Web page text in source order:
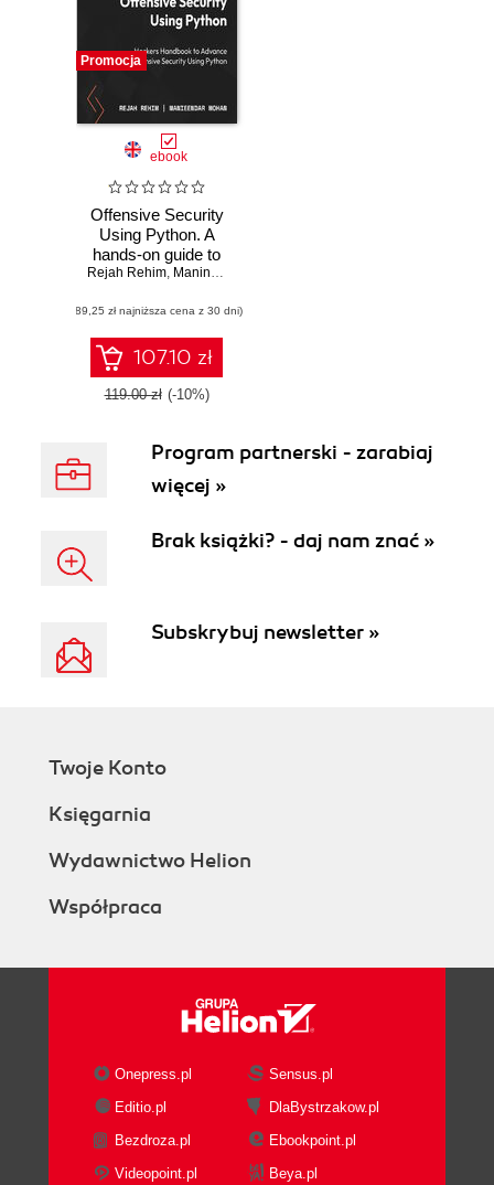
Promocja
ebook
Offensive Security
Using Python. A
hands-on guide to
offensive tactics
mitigation using
practical strategies
Rejah Rehim, Manindar Mohan
(89,25 zł najniższa cena z 30 dni)
107.10 zł
119.00 zł (-10%)
Program partnerski - zarabiaj
więcej »
Brak książki? - daj nam znać »
Subskrybuj newsletter »
Twoje Konto
Księgarnia
Wydawnictwo Helion
Współpraca
Onepress.pl
Sensus.pl
Editio.pl
DlaBystrzakow.pl
Bezdroza.pl
Ebookpoint.pl
Videopoint.pl
Beya.pl